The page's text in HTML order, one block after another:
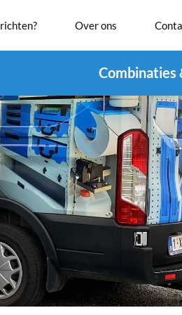
Over ons
Combinaties